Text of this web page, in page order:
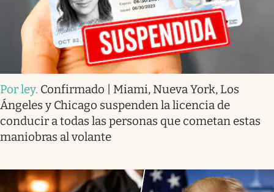
Por ley. Confirmado | Miami, Nueva York, Los
Ángeles y Chicago suspenden la licencia de
conducir a todas las personas que cometan estas
maniobras al volante